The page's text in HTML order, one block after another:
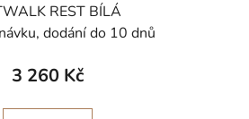
REST BÍLÁ
dodání do 10 dnů
3 260 Kč